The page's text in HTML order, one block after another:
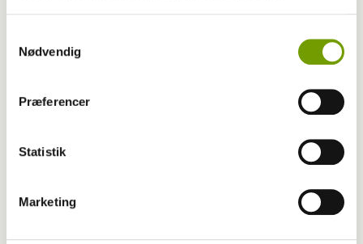
Nødvendig
Præferencer
Statistik
Marketing